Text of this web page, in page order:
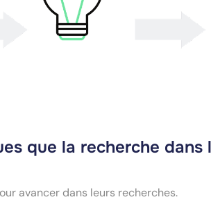
que la recherche
avancer dans leurs recherches.